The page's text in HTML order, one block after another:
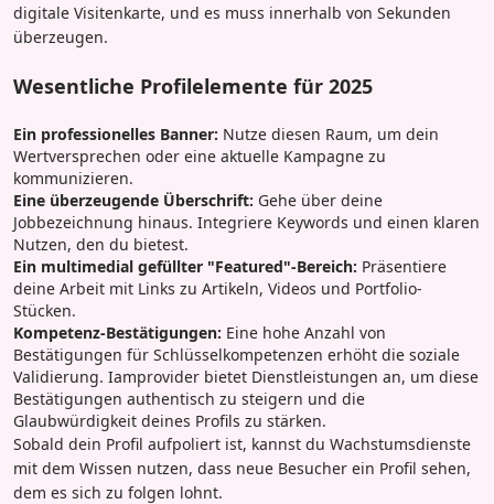
digitale Visitenkarte, und es muss innerhalb von Sekunden
überzeugen.
Wesentliche Profilelemente für 2025
Ein professionelles Banner: Nutze diesen Raum, um dein
Wertversprechen oder eine aktuelle Kampagne zu
kommunizieren.
Eine überzeugende Überschrift: Gehe über deine
Jobbezeichnung hinaus. Integriere Keywords und einen klaren
Nutzen, den du bietest.
Ein multimedial gefüllter "Featured"-Bereich: Präsentiere
deine Arbeit mit Links zu Artikeln, Videos und Portfolio-
Stücken.
Kompetenz-Bestätigungen: Eine hohe Anzahl von
Bestätigungen für Schlüsselkompetenzen erhöht die soziale
Validierung. Iamprovider bietet Dienstleistungen an, um diese
Bestätigungen authentisch zu steigern und die
Glaubwürdigkeit deines Profils zu stärken.
Sobald dein Profil aufpoliert ist, kannst du Wachstumsdienste
mit dem Wissen nutzen, dass neue Besucher ein Profil sehen,
dem es sich zu folgen lohnt.